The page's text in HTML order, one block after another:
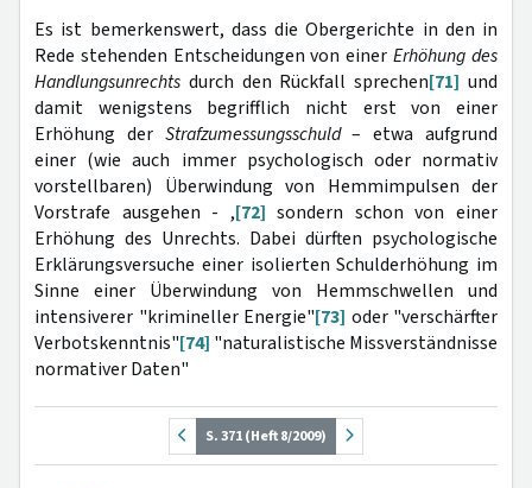
Es ist bemerkenswert, dass die Obergerichte in den in
Rede stehenden Entscheidungen von einerErhöhung des
Handlungsunrechts durch den Rückfall sprechen[71] und
damit wenigstens begrifflich nicht erst von einer
Erhöhung der Strafzumessungsschuld– etwa aufgrund
einer (wie auch immer psychologisch oder normativ
vorstellbaren) Überwindung von Hemmimpulsen der
Vorstrafe ausgehen - ,[72] sondern schon von einer
Erhöhung des Unrechts. Dabei dürften psychologische
Erklärungsversuche einer isolierten Schulderhöhung im
Sinne einer Überwindung von Hemmschwellen und
intensiverer "krimineller Energie"[73] oder "verschärfter
Verbotskenntnis"[74] "naturalistische Missverständnisse
normativer Daten"
S. 371 (Heft 8/2009)